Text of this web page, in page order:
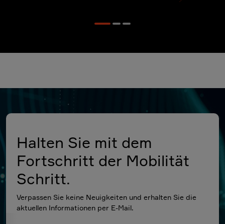
Halten Sie mit dem
Fortschritt der Mobilität
Schritt.
Verpassen Sie keine Neuigkeiten und erhalten Sie die
aktuellen Informationen per E-Mail.